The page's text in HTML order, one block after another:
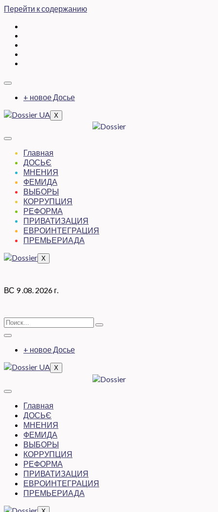
Перейти к содержанию
+ новое Досье
X
Главная
ДОСЬЄ
МНЕНИЯ
ФЕМИДА
ВЫБОРЫ
КОРРУПЦИЯ
РЕФОРМА
ПРИВАТИЗАЦИЯ
ЕВРОИНТЕГРАЦИЯ
ПРЕМЬЕРИАДА
X
ВС 9 .08. 2026 г.
+ новое Досье
X
Главная
ДОСЬЄ
МНЕНИЯ
ФЕМИДА
ВЫБОРЫ
КОРРУПЦИЯ
РЕФОРМА
ПРИВАТИЗАЦИЯ
ЕВРОИНТЕГРАЦИЯ
ПРЕМЬЕРИАДА